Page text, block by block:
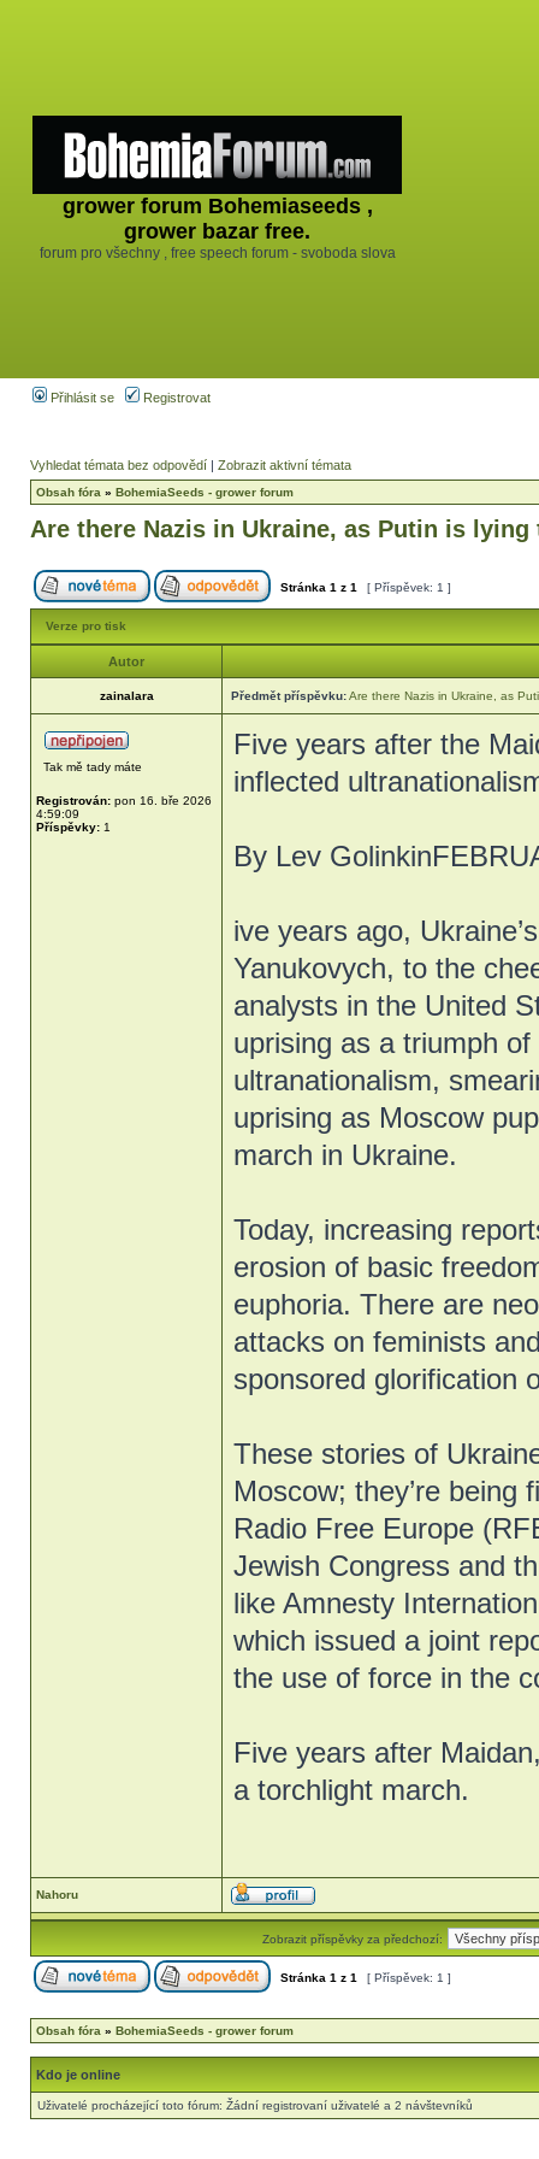
grower forum Bohemiaseeds ,
grower bazar free.
forum pro všechny , free speech forum - svoboda slova
Přihlásit se Registrovat
Vyhledat témata bez odpovědí | Zobrazit aktivní témata
Obsah fóra » BohemiaSeeds - grower forum
Are there Nazis in Ukraine, as Putin is lying
Stránka 1 z 1 [ Příspěvek: 1 ]
Verze pro tisk
Autor
zainalara Předmět příspěvku:Are there Nazis in Ukraine, as
Tak mě tady máte
Registrován: pon 16. bře 2026
4:59:09
Příspěvky: 1
Five years after the
inflected
By Lev
ive years ago,
Yanukovych, to the
analysts in the United
uprising as a triumph
ultranationalism,
uprising as Moscow
march in Ukraine.
Today, increasing
erosion of basic
euphoria. There are
attacks on feminists
sponsored glorification
These stories of
Moscow; they’re being
Radio Free Europe
Jewish Congress and
like Amnesty
which issued a joint
the use of force in the
Five years after
a torchlight march.
Nahoru
Zobrazit příspěvky za předchozí:
Stránka 1 z 1 [ Příspěvek: 1 ]
Obsah fóra » BohemiaSeeds - grower forum
Kdo je online
Uživatelé procházející toto fórum: Žádní registrovaní uživatelé a 2 návštevníků